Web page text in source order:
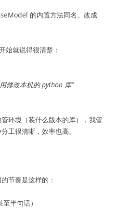
的内置方法同名。改成
始就说得很清楚：
修改本机的 python 库”
环境（装什么版本的库），我管
工很清晰，效率也高。
节奏是这样的：
至半句话）